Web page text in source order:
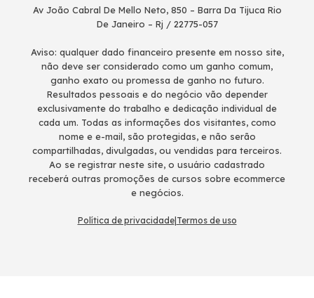
Av João Cabral De Mello Neto, 850 – Barra Da Tijuca Rio
De Janeiro – Rj / 22775-057
Aviso: qualquer dado financeiro presente em nosso site,
não deve ser considerado como um ganho comum,
ganho exato ou promessa de ganho no futuro.
Resultados pessoais e do negócio vão depender
exclusivamente do trabalho e dedicação individual de
cada um. Todas as informações dos visitantes, como
nome e e-mail, são protegidas, e não serão
compartilhadas, divulgadas, ou vendidas para terceiros.
Ao se registrar neste site, o usuário cadastrado
receberá outras promoções de cursos sobre ecommerce
e negócios.
Política de privacidade| Termos de uso